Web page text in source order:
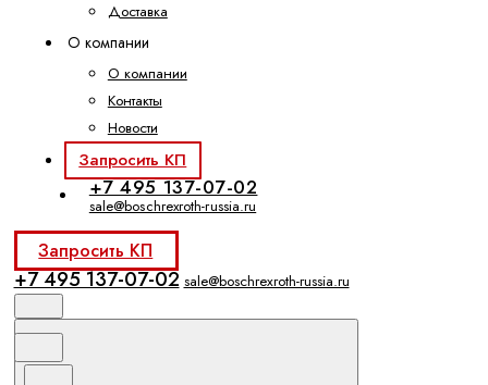
Доставка
О компании
О компании
Контакты
Новости
Запросить КП
+7 495 137-07-02
sale@boschrexroth-russia.ru
Запросить КП
+7 495 137-07-02 sale@boschrexroth-russia.ru